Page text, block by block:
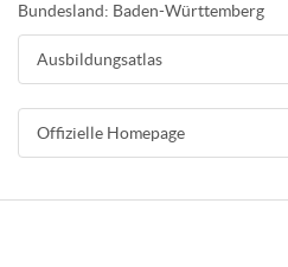
Bundesland: Baden-Württemberg
Ausbildungsatlas
Offizielle Homepage